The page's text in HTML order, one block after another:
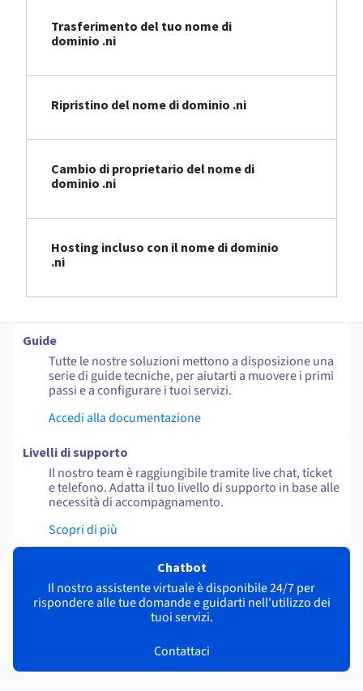
Trasferimento del tuo nome di
dominio .ni
Ripristino del nome di dominio .ni
Cambio di proprietario del nome di
dominio .ni
Hosting incluso con il nome di dominio
.ni
Guide
Tutte le nostre soluzioni mettono a disposizione una
serie di guide tecniche, per aiutarti a muovere i primi
passi e a configurare i tuoi servizi.
Accedi alla documentazione
Livelli di supporto
Il nostro team è raggiungibile tramite live chat, ticket
e telefono. Adatta il tuo livello di supporto in base alle
necessità di accompagnamento.
Scopri di più
Chatbot
Il nostro assistente virtuale è disponibile 24/7 per
rispondere alle tue domande e guidarti nell'utilizzo dei
tuoi servizi.
Contattaci